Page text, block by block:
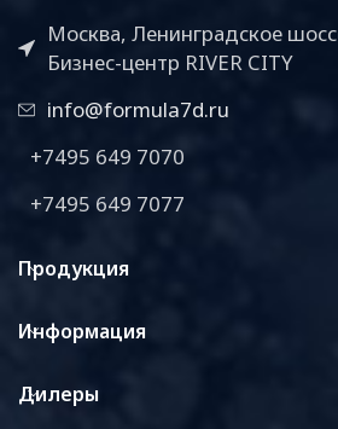
Москва, Ленинградское
Бизнес-центр RIVER CITY
info@formula7d.ru
+7495 649 7070
+7495 649 7077
Продукция
Информация
Дилеры